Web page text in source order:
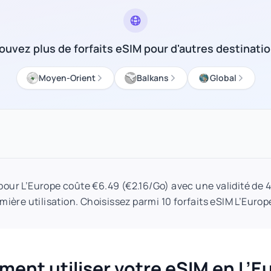
plus de forfaits eSIM pour d'autres
Moyen-Orient Balkans Global
L’Europe coûte €6.49 (€2.16/Go) avec une validité de
utilisation. Choisissez parmi 10 forfaits eSIM